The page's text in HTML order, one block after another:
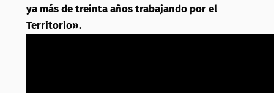
ya más de treinta años trabajando por el
Territorio».